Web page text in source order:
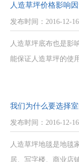
人造草坪价格影响
发布时间：2016-12-16
人造草坪底布也是影
能保证人造草坪的使
我们为什么要选择
发布时间：2016-12-16
人造草坪地毯是地毯
居、写字楼、商业店